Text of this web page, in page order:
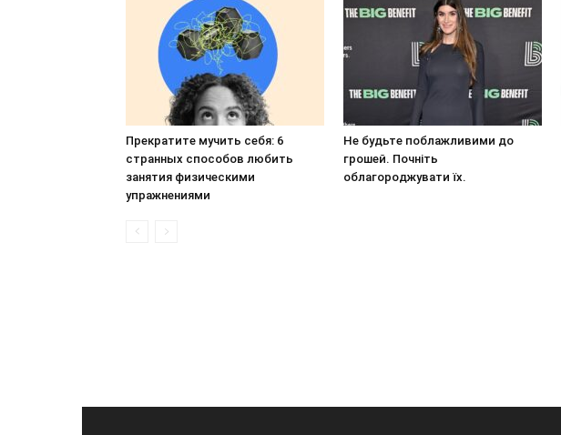
Прекратите мучить себя: 6
странных способов любить
занятия физическими
упражнениями
Не будьте поблажливими до
грошей. Почніть
облагороджувати їх.